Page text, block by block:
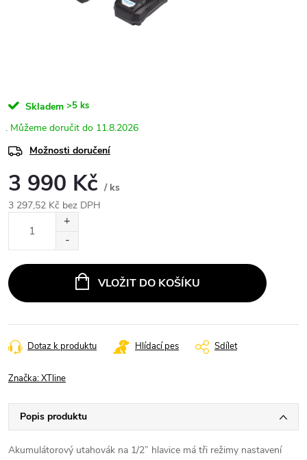
Skladem >5 ks
11.8.2026
Možnosti doručení
3 990 Kč / ks
3 297,52 Kč bez DPH
VLOŽIT DO KOŠÍKU
Dotaz k produktu Hlídací pes Sdílet
Značka:XTline
Popis produktu
Akumulátorový utahovák na 1/2” hlavice má tři režimy nastavení